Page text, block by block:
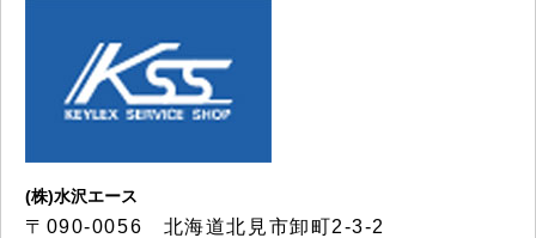
(株)水沢エース
〒090-0056 北海道北見市卸町2-3-2